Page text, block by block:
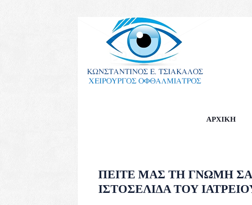
ΑΡΧΙΚΉ
ΠΕΊΤΕ ΜΑΣ ΤΗ ΓΝΏΜΗ
ΙΣΤΟΣΕΛΊΔΑ ΤΟΥ